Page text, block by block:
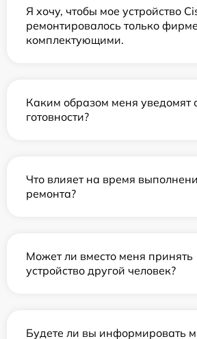
Я хочу, чтобы мое устройство
ремонтировалось только
комплектующими.
Каким образом меня уведомят
готовности?
Что влияет на время
ремонта?
Может ли вместо меня принять
устройство другой человек?
Будете ли вы информировать